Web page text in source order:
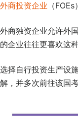
外商投资企业 （
外商独资企业允许外
的企业往往更喜欢这
选择自行投资生产设
解，并多次前往该国